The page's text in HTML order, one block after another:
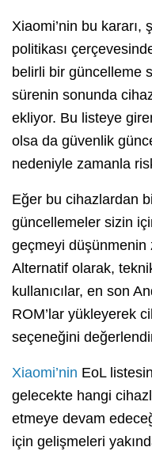
Xiaomi’nin bu kararı,
politikası
belirli bir güncelleme
sürenin sonunda
ekliyor. Bu listeye
olsa da güvenlik
nedeniyle zamanla
Eğer bu cihazlardan
güncellemeler sizin
geçmeyi düşünmenin
Alternatif olarak,
kullanıcılar, en son
ROM’lar yükleyerek
seçeneğini
Xiaomi’nin EoL
gelecekte hangi
etmeye devam
için gelişmeleri